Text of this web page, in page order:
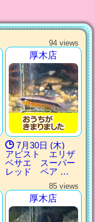
94 views
厚木店
7月30日 (木)
アピスト エリザ
ベサエ スーパー
レッド ペア …
85 views
厚木店